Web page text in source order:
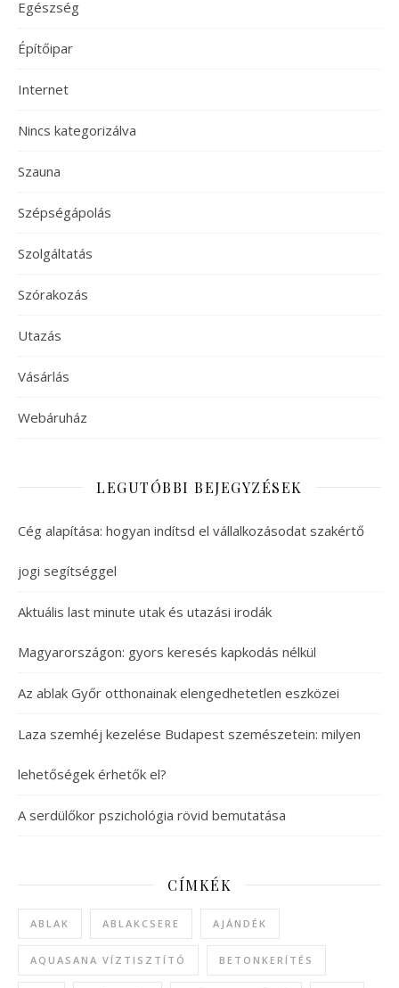
Egészség
Építőipar
Internet
Nincs kategorizálva
Szauna
Szépségápolás
Szolgáltatás
Szórakozás
Utazás
Vásárlás
Webáruház
LEGUTÓBBI BEJEGYZÉSEK
Cég alapítása: hogyan indítsd el vállalkozásodat szakértő
jogi segítséggel
Aktuális last minute utak és utazási irodák
Magyarországon: gyors keresés kapkodás nélkül
Az ablak Győr otthonainak elengedhetetlen eszközei
Laza szemhéj kezelése Budapest szemészetein: milyen
lehetőségek érhetők el?
A serdülőkor pszichológia rövid bemutatása
CÍMKÉK
ABLAK ABLAKCSERE AJÁNDÉK
AQUASANA VÍZTISZTÍTÓ BETONKERÍTÉS